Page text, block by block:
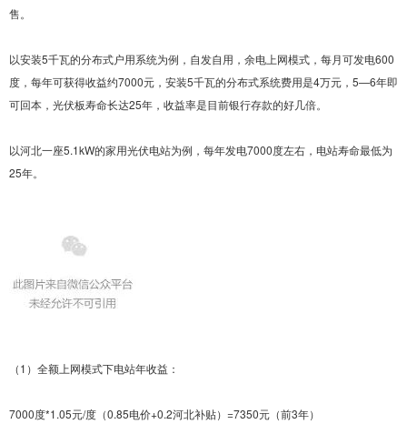
售。
以安装5千瓦的分布式户用系统为例，自发自用，余电上网模式，每月可发电600
度，每年可获得收益约7000元，安装5千瓦的分布式系统费用是4万元，5—6年即
可回本，光伏板寿命长达25年，收益率是目前银行存款的好几倍。
以河北一座5.1kW的家用光伏电站为例，每年发电7000度左右，电站寿命最低为
25年。
（1）全额上网模式下电站年收益：
7000度*1.05元/度（0.85电价+0.2河北补贴）=7350元（前3年）